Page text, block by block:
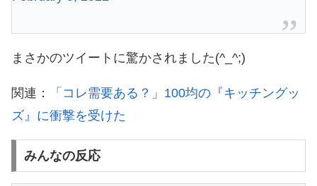
まさかのツイートに驚かされました(^_^;)
関連：
「コレ需要ある？」100均の『キッチングッ
ズ』に衝撃を受けた
みんなの反応